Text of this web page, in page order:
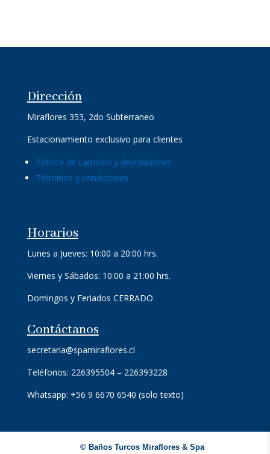
Dirección
Miraflores 353, 2do Subterraneo
Estacionamiento exclusivo para clientes
Política de cambios y devoluciones
Términos y condiciones
Horarios
Lunes a Jueves: 10:00 a 20:00 hrs.
Viernes y Sábados: 10:00 a 21:00 hrs.
Domingos y Feriados CERRADO
Contáctanos
secretaria@spamiraflores.cl
Teléfonos: 226395504 – 226393228
Whatsapp: +56 9 6670 6540 (solo texto)
© Baños Turcos Miraflores & Spa